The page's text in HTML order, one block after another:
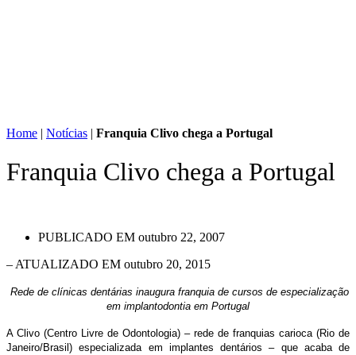
Home | Notícias | Franquia Clivo chega a Portugal
Franquia Clivo chega a Portugal
PUBLICADO EM outubro 22, 2007
– ATUALIZADO EM outubro 20, 2015
Rede de clínicas dentárias inaugura franquia de cursos de especialização
em implantodontia em Portugal
A Clivo (Centro Livre de Odontologia) – rede de franquias carioca (Rio de
Janeiro/Brasil) especializada em implantes dentários – que acaba de